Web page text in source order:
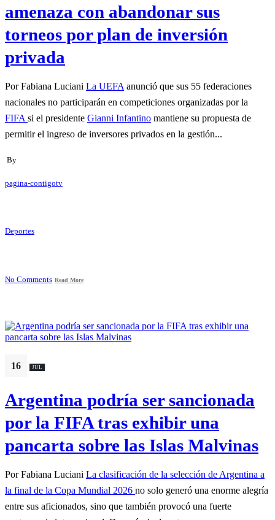
amenaza con abandonar sus
torneos por plan de inversión
privada
Por Fabiana Luciani La UEFA anunció que sus 55 federaciones
nacionales no participarán en competiciones organizadas por la
FIFA si el presidente Gianni Infantino mantiene su propuesta de
permitir el ingreso de inversores privados en la gestión...
By
pagina-contigotv
Deportes
No Comments Read More
16 JUL
Argentina podría ser sancionada
por la FIFA tras exhibir una
pancarta sobre las Islas Malvinas
Por Fabiana Luciani La clasificación de la selección de Argentina a
la final de la Copa Mundial 2026 no solo generó una enorme alegría
entre sus aficionados, sino que también provocó una fuerte